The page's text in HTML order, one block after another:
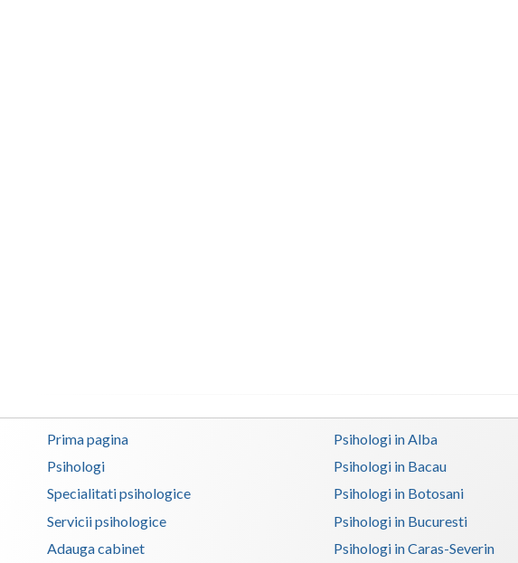
Prima pagina
Psihologi
Specialitati psihologice
Servicii psihologice
Adauga cabinet
Psihologi in Alba
Psihologi in Bacau
Psihologi in Botosani
Psihologi in Bucuresti
Psihologi in Caras-Severin